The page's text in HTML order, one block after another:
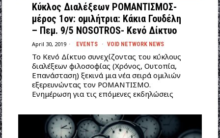
Κύκλος Διαλέξεων ΡΟΜΑΝΤΙΣΜΟΣ-
μέρος 1ον: ομιλήτρια: Κάκια Γουδέλη
– Πεμ. 9/5 NOSOTROS- Κενό Δίκτυο
April 30, 2019 EVENTS · VOID NETWORK NEWS
Το Κενό Δίκτυο συνεχίζοντας του κύκλους
διαλέξεων φιλοσοφίας (Χρόνος, Ουτοπία,
Επανάσταση) ξεκινά μια νέα σειρά ομιλιών
εξερευνώντας τον ΡΟΜΑΝΤΙΣΜΟ.
Ενημέρωση για τις επόμενες εκδηλώσεις